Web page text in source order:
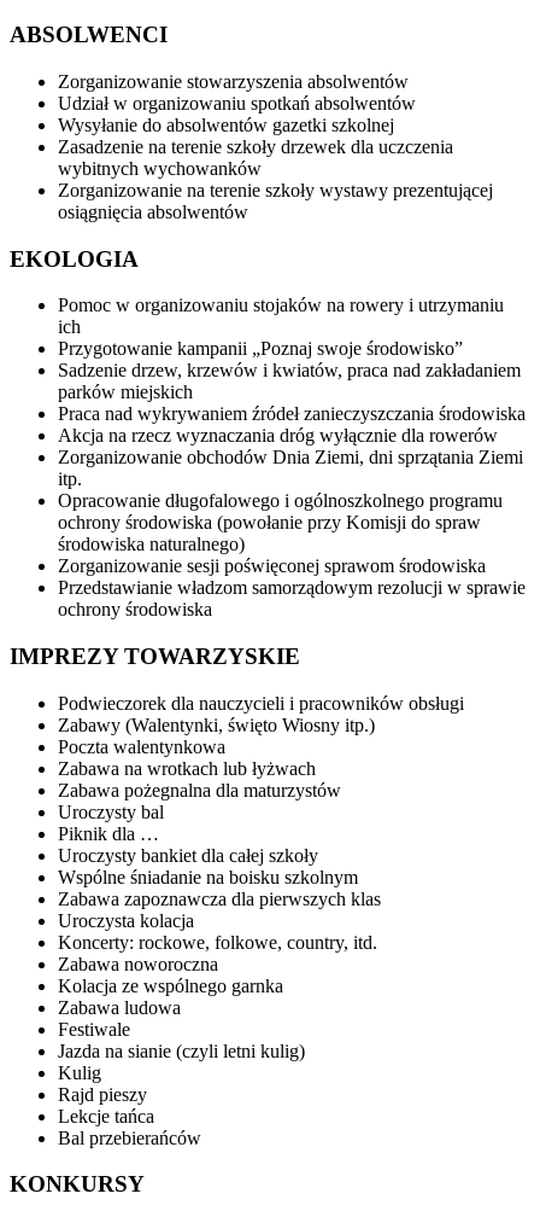
ABSOLWENCI
Zorganizowanie stowarzyszenia absolwentów
Udział w organizowaniu spotkań absolwentów
Wysyłanie do absolwentów gazetki szkolnej
Zasadzenie na terenie szkoły drzewek dla uczczenia
wybitnych wychowanków
Zorganizowanie na terenie szkoły wystawy prezentującej
osiągnięcia absolwentów
EKOLOGIA
Pomoc w organizowaniu stojaków na rowery i utrzymaniu
ich
Przygotowanie kampanii „Poznaj swoje środowisko”
Sadzenie drzew, krzewów i kwiatów, praca nad zakładaniem
parków miejskich
Praca nad wykrywaniem źródeł zanieczyszczania środowiska
Akcja na rzecz wyznaczania dróg wyłącznie dla rowerów
Zorganizowanie obchodów Dnia Ziemi, dni sprzątania Ziemi
itp.
Opracowanie długofalowego i ogólnoszkolnego programu
ochrony środowiska (powołanie przy Komisji do spraw
środowiska naturalnego)
Zorganizowanie sesji poświęconej sprawom środowiska
Przedstawianie władzom samorządowym rezolucji w sprawie
ochrony środowiska
IMPREZY TOWARZYSKIE
Podwieczorek dla nauczycieli i pracowników obsługi
Zabawy (Walentynki, święto Wiosny itp.)
Poczta walentynkowa
Zabawa na wrotkach lub łyżwach
Zabawa pożegnalna dla maturzystów
Uroczysty bal
Piknik dla …
Uroczysty bankiet dla całej szkoły
Wspólne śniadanie na boisku szkolnym
Zabawa zapoznawcza dla pierwszych klas
Uroczysta kolacja
Koncerty: rockowe, folkowe, country, itd.
Zabawa noworoczna
Kolacja ze wspólnego garnka
Zabawa ludowa
Festiwale
Jazda na sianie (czyli letni kulig)
Kulig
Rajd pieszy
Lekcje tańca
Bal przebierańców
KONKURSY